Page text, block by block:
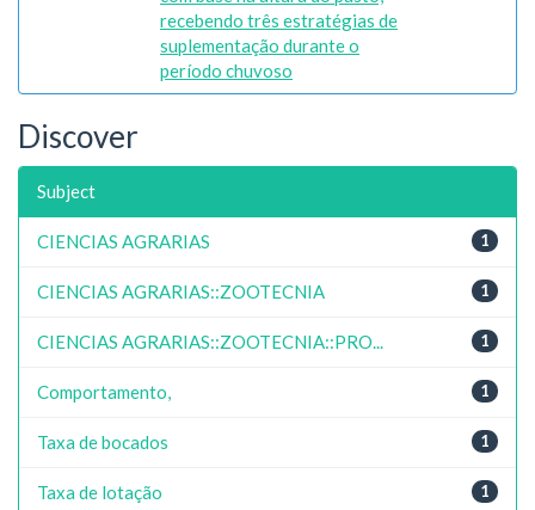
recebendo três estratégias de
suplementação durante o
período chuvoso
Discover
Subject
1
CIENCIAS AGRARIAS
1
CIENCIAS AGRARIAS::ZOOTECNIA
1
CIENCIAS AGRARIAS::ZOOTECNIA::PRO...
1
Comportamento,
1
Taxa de bocados
1
Taxa de lotação